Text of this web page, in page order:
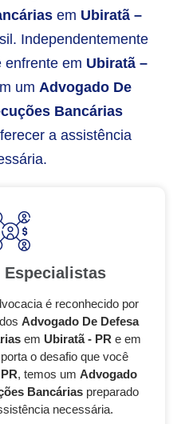
em Ubiratã –
Independentemente
enfrente em Ubiratã –
um Advogado De
Bancárias
a assistência
Especialistas
é reconhecido por
Advogado De Defesa
em Ubiratã - PR e em
o desafio que você
, temos um Advogado
Bancárias preparado
necessária.